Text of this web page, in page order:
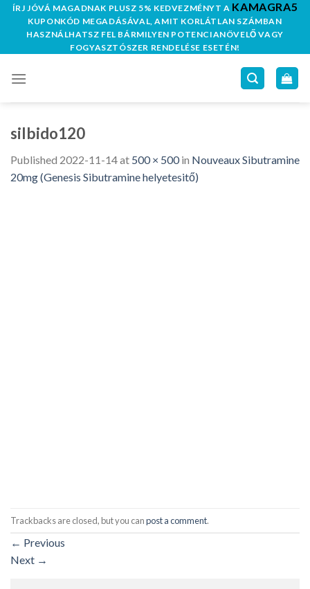
SkipÍRJ JÓVÁ MAGADNAK PLUSZ 5% KEDVEZMÉNYT A KAMAGRA5
KUPONKÓD MEGADÁSÁVAL, AMIT KORLÁTLAN SZÁMBAN
HASZNÁLHATSZ FEL BÁRMILYEN POTENCIANÖVELŐ VAGY
FOGYASZTÓSZER RENDELÉSE ESETÉN!
silbido120
Published 2022-11-14at 500 × 500in Nouveaux Sibutramine
20mg (Genesis Sibutramine helyetesitő)
Trackbacks are closed, but you canpost a comment.
← Previous
Next →